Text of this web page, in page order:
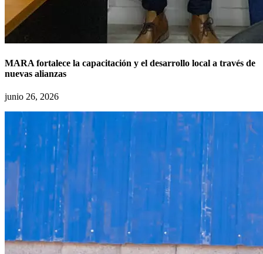
MARA fortalece la capacitación y el desarrollo local a través de
nuevas alianzas
junio 26, 2026